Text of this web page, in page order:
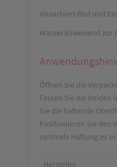
Absorbiert Blut und
Wasserabweisend
Öffnen Sie die
Fassen Sie die
Sie die haftende
Positionieren Sie den
optimale Haftung zu
Hersteller